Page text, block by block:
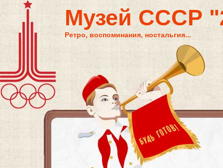
Музей СССР
Ретро, воспоминания, ностальгия...